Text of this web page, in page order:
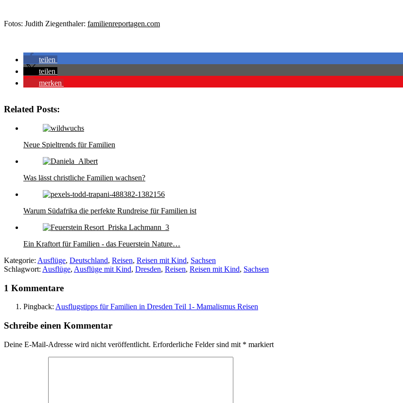
Fotos: Judith Ziegenthaler: familienreportagen.com
teilen
teilen
merken
Related Posts:
Neue Spieltrends für Familien
Was lässt christliche Familien wachsen?
Warum Südafrika die perfekte Rundreise für Familien ist
Ein Kraftort für Familien - das Feuerstein Nature…
Kategorie: Ausflüge, Deutschland, Reisen, Reisen mit Kind, Sachsen
Schlagwort: Ausflüge, Ausflüge mit Kind, Dresden, Reisen, Reisen mit Kind, Sachsen
1 Kommentare
Pingback: Ausflugstipps für Familien in Dresden Teil 1- Mamalismus Reisen
Schreibe einen Kommentar
Deine E-Mail-Adresse wird nicht veröffentlicht. Erforderliche Felder sind mit * markiert